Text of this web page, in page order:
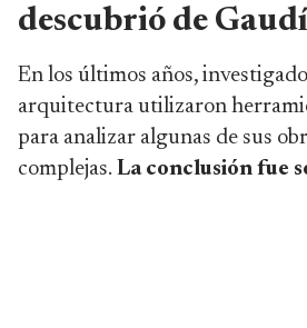
descubrió de Gaudí
En los últimos años,
arquitectura utilizaron
para analizar algunas de sus
complejas. La conclusión fue